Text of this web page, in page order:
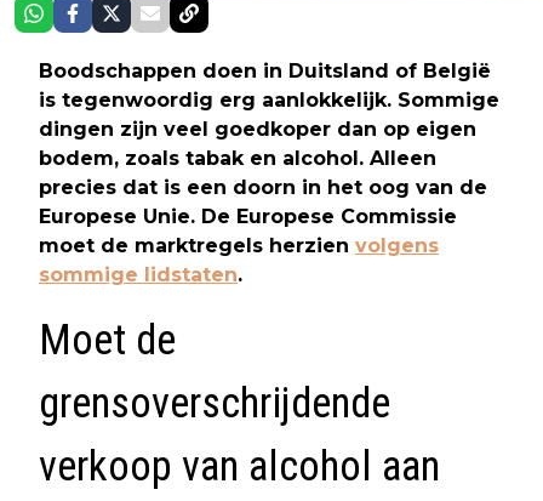
Boodschappen doen in Duitsland of België
is tegenwoordig erg aanlokkelijk. Sommige
dingen zijn veel goedkoper dan op eigen
bodem, zoals tabak en alcohol. Alleen
precies dat is een doorn in het oog van de
Europese Unie. De Europese Commissie
moet de marktregels herzien volgens
sommige lidstaten.
Moet de
grensoverschrijdende
verkoop van alcohol aan